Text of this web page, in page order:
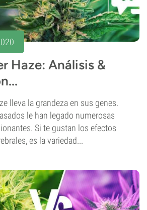
Haze: Análisis &
lleva la grandeza en sus genes.
le han legado numerosas
Si te gustan los efectos
es la variedad...